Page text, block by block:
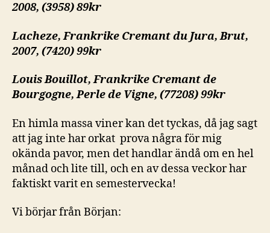
2008, (3958) 89kr
Lacheze, Frankrike Cremant du Jura, Brut,
2007, (7420) 99kr
Louis Bouillot, Frankrike Cremant de
Bourgogne, Perle de Vigne, (77208) 99kr
En himla massa viner kan det tyckas, då jag sagt
att jag inte har orkat prova några för mig
okända pavor, men det handlar ändå om en hel
månad och lite till, och en av dessa veckor har
faktiskt varit en semestervecka!
Vi börjar från Början: